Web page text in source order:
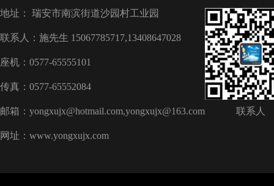
地址： 瑞安市南滨街道沙园村工业园
联系人：施先生 15067785717,13408647028
座机：0577-65555101
传真：0577-65552084
邮箱：yongxujx@hotmail.com,yongxujx@163.com
网址：www.yongxujx.com
联系人